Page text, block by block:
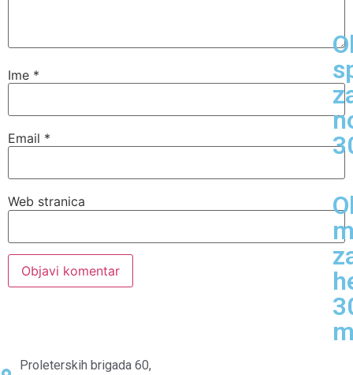
Ime *
Email *
Web stranica
Proleterskih brigada 60,